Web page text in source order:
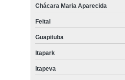
Chácara Maria Aparecida
Feital
Guapituba
Itapark
Itapeva